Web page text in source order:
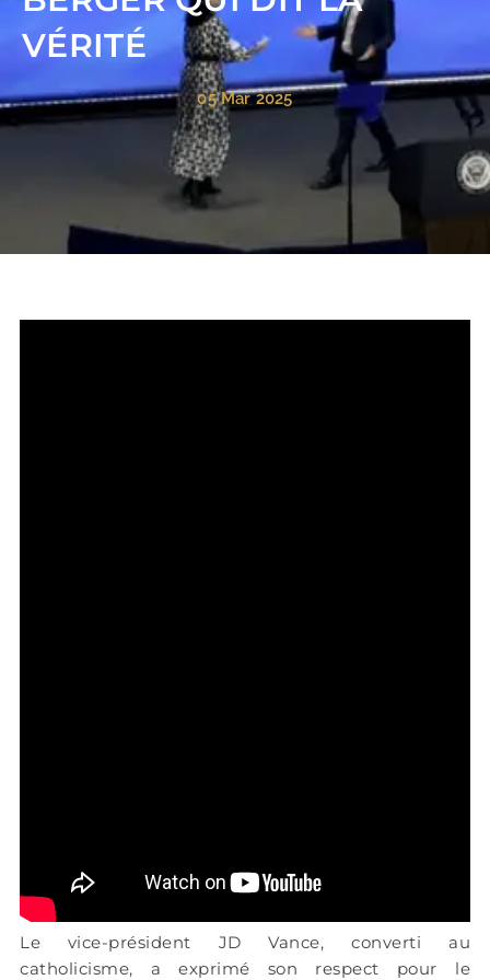
VÉRITÉ
05 Mar 2025
Le vice-président JD Vance, converti au
catholicisme, a exprimé son respect pour le